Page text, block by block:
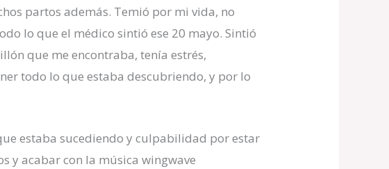
partos además. Temió por mi vida, no
lo que el médico sintió ese 20 mayo. Sintió
que me encontraba, tenía estrés,
todo lo que estaba descubriendo, y por lo
estaba sucediendo y culpabilidad por estar
y acabar con la música wingwave